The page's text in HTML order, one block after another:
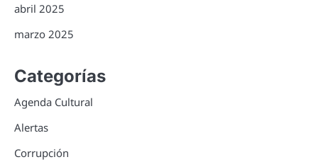
abril 2025
marzo 2025
Categorías
Agenda Cultural
Alertas
Corrupción